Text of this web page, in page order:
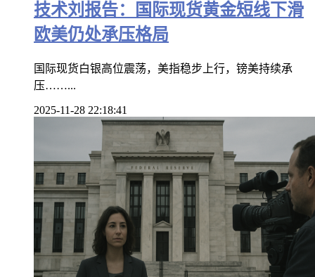
技术刘报告：国际现货黄金短线下滑
欧美仍处承压格局
国际现货白银高位震荡，美指稳步上行，镑美持续承
压……...
2025-11-28 22:18:41